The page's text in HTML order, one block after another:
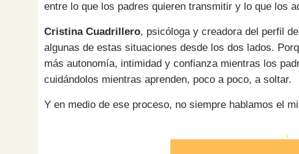
entre lo que los padres quieren transmitir y lo que los
Cristina Cuadrillero, psicóloga y creadora del perfil
algunas de estas situaciones desde los dos lados.
más autonomía, intimidad y confianza mientras los
cuidándolos mientras aprenden, poco a poco, a soltar.
Y en medio de ese proceso, no siempre hablamos el